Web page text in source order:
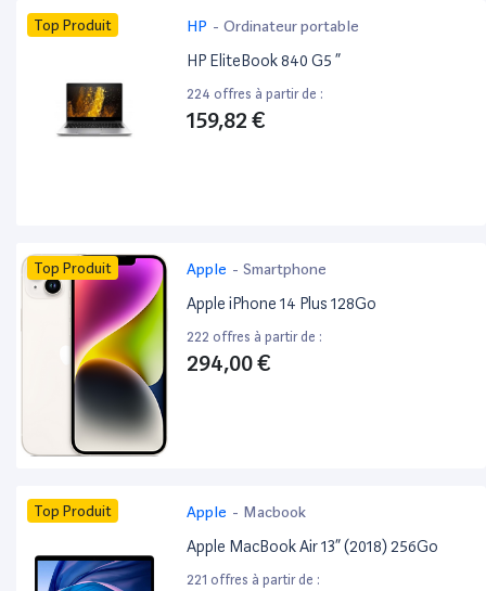
Top Produit HP - Ordinateur portable
HP EliteBook 840 G5 ”
224 offres à partir de :
159,82 €
Top Produit Apple - Smartphone
Apple iPhone 14 Plus 128Go
222 offres à partir de :
294,00 €
Top Produit Apple - Macbook
Apple MacBook Air 13” (2018) 256Go
221 offres à partir de :